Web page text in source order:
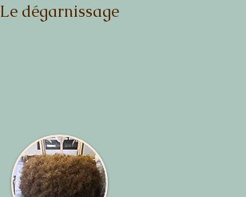
Le dégarnissage